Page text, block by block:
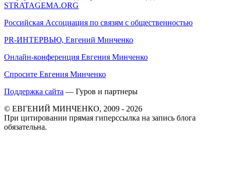
STRATAGEMA.ORG
Российская Ассоциация по связям с общественностью
PR-ИНТЕРВЬЮ, Евгений Минченко
Онлайн-конференция Евгения Минченко
Спросите Евгения Минченко
Поддержка сайта — Гуров и партнеры
© ЕВГЕНИЙ МИНЧЕНКО, 2009 - 2026
При цитировании прямая гиперссылка на запись блога
обязательна.